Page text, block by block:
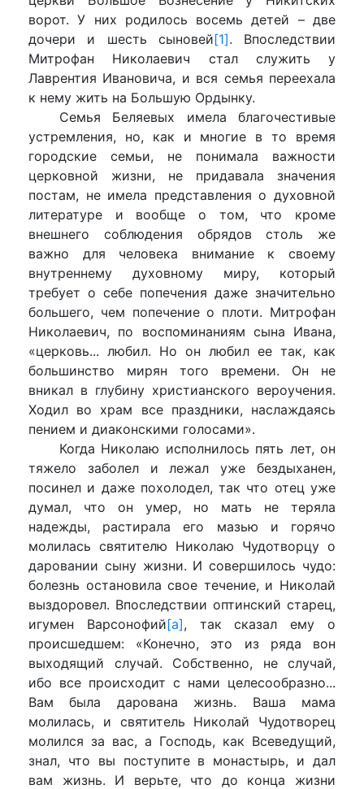
ворот. У них родилось восемь детей – две
дочери и шесть сыновей[1]. Впоследствии
Митрофан Николаевич стал служить у
Лаврентия Ивановича, и вся семья переехала
к нему жить на Большую Ордынку.
Семья Беляевых имела благочестивые
устремления, но, как и многие в то время
городские семьи, не понимала важности
церковной жизни, не придавала значения
постам, не имела представления о духовной
литературе и вообще о том, что кроме
внешнего соблюдения обрядов столь же
важно для человека внимание к своему
внутреннему духовному миру, который
требует о себе попечения даже значительно
большего, чем попечение о плоти. Митрофан
Николаевич, по воспоминаниям сына Ивана,
«церковь... любил. Но он любил ее так, как
большинство мирян того времени. Он не
вникал в глубину христианского вероучения.
Ходил во храм все праздники, наслаждаясь
пением и диаконскими голосами».
Когда Николаю исполнилось пять лет, он
тяжело заболел и лежал уже бездыханен,
посинел и даже похолодел, так что отец уже
думал, что он умер, но мать не теряла
надежды, растирала его мазью и горячо
молилась святителю Николаю Чудотворцу о
даровании сыну жизни. И совершилось чудо:
болезнь остановила свое течение, и Николай
выздоровел. Впоследствии оптинский старец,
игумен Варсонофий[a], так сказал ему о
происшедшем: «Конечно, это из ряда вон
выходящий случай. Собственно, не случай,
ибо все происходит с нами целесообразно...
Вам была дарована жизнь. Ваша мама
молилась, и святитель Николай Чудотворец
молился за вас, а Господь, как Всеведущий,
знал, что вы поступите в монастырь, и дал
вам жизнь. И верьте, что до конца жизни